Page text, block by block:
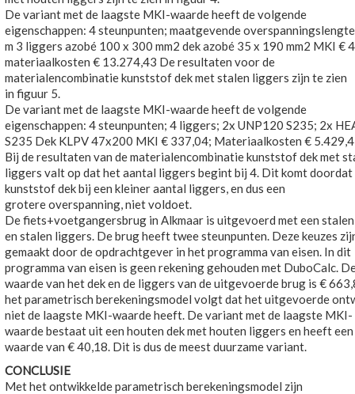
De variant met de laagste MKI-waarde heeft de volgende
eigenschappen: 4 steunpunten; maatgevende
m 3 liggers azobé 100 x 300 mm2 dek azobé 35 x 190 mm2 MKI €
materiaalkosten € 13.274,43 De resultaten voor de
materialencombinatie kunststof dek met stalen liggers zijn te zien
in figuur 5.
De variant met de laagste MKI-waarde heeft de volgende
eigenschappen: 4 steunpunten; 4 liggers; 2x UNP120 S235; 2x
S235 Dek KLPV 47x200 MKI € 337,04; Materiaalkosten €
Bij de resultaten van de materialencombinatie kunststof dek met
liggers valt op dat het aantal liggers begint bij 4. Dit komt doordat
kunststof dek bij een kleiner aantal liggers, en dus een
grotere overspanning, niet voldoet.
De fiets+voetgangersbrug in Alkmaar is uitgevoerd met een
en stalen liggers. De brug heeft twee steunpunten. Deze keuzes
gemaakt door de opdrachtgever in het programma van eisen. In dit
programma van eisen is geen rekening gehouden met DuboCalc.
waarde van het dek en de liggers van de uitgevoerde brug is €
het parametrisch berekeningsmodel volgt dat het uitgevoerde
niet de laagste MKI-waarde heeft. De variant met de laagste MKI-
waarde bestaat uit een houten dek met houten liggers en heeft
waarde van € 40,18. Dit is dus de meest duurzame variant.
CONCLUSIE
Met het ontwikkelde parametrisch berekeningsmodel zijn